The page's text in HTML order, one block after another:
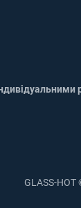
GLASS-HOT